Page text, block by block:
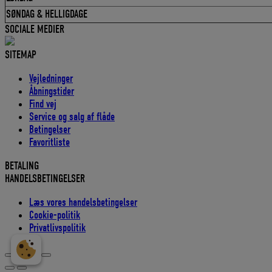
SØNDAG & HELLIGDAGE
SOCIALE MEDIER
SITEMAP
Vejledninger
Åbningstider
Find vej
Service og salg af flåde
Betingelser
Favoritliste
BETALING
HANDELSBETINGELSER
Læs vores handelsbetingelser
Cookie-politik
Privatlivspolitik